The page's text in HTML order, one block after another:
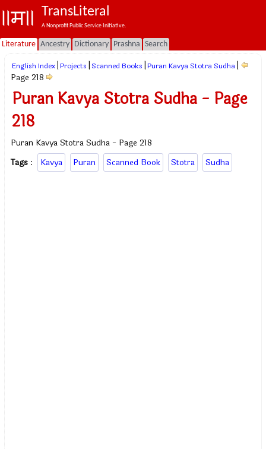
TransLiteral
A Nonprofit Public Service Initiative.
Literature Ancestry Dictionary Prashna Search
English Index Projects Scanned Books Puran Kavya Stotra Sudha
Page 218
Puran Kavya Stotra Sudha - Page
218
Puran Kavya Stotra Sudha - Page 218
Tags : Kavya Puran Scanned Book Stotra Sudha